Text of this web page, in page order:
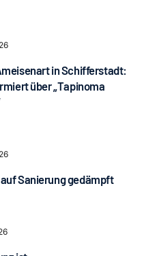
in Schifferstadt:
über „Tapinoma
Sanierung gedämpft